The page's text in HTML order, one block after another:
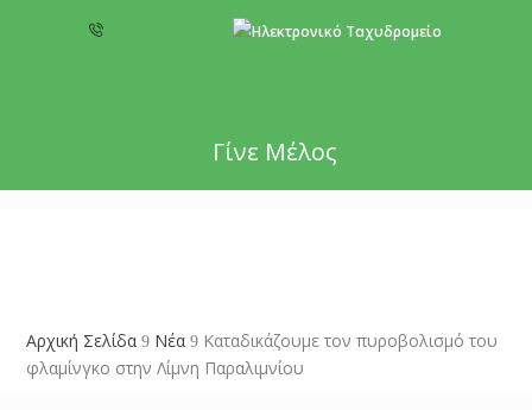
Γίνε Μέλος
Αρχική Σελίδα 9 Νέα 9 Καταδικάζουμε τον πυροβολισμό του
φλαμίνγκο στην Λίμνη Παραλιμνίου